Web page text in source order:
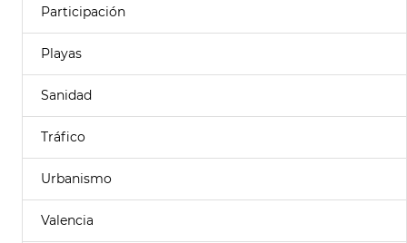
Participación
Playas
Sanidad
Tráfico
Urbanismo
Valencia